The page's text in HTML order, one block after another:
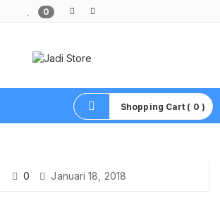
0
Shopping Cart ( 0 )
0 Januari 18, 2018